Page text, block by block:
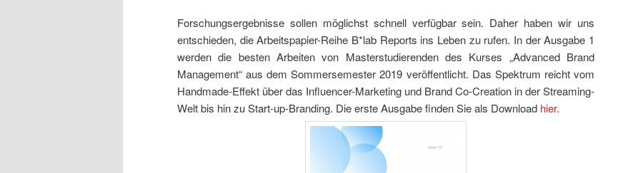
Forschungsergebnisse sollen möglichst schnell verfügbar sein. Daher haben wir uns
entschieden, die Arbeitspapier-Reihe B*lab Reports ins Leben zu rufen. In der Ausgabe 1
werden die besten Arbeiten von Masterstudierenden des Kurses „Advanced Brand
Management“ aus dem Sommersemester 2019 veröffentlicht. Das Spektrum reicht vom
Handmade-Effekt über das Influencer-Marketing und Brand Co-Creation in der Streaming-
Welt bis hin zu Start-up-Branding. Die erste Ausgabe finden Sie als Download hier.